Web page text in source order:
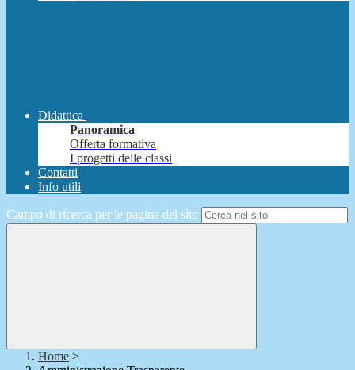
Didattica
Panoramica
Offerta formativa
I progetti delle classi
Contatti
Info utili
Campo di ricerca per le pagine del sito
Home >